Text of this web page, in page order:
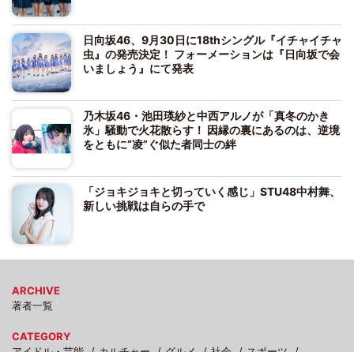
日向坂46、9月30日に18thシングル『イチャイチャ
虫』の発売決定！ フォーメーションは『日向坂で会
いましょう』にて発表
乃木坂46・池田瑛紗と中西アルノが「真冬のかき
氷」騒動で火花散らす！ 因縁の裏にあるのは、逆境
をともに“凌”ぐ似た者同士の絆
「ジョキジョキと切っていく感じ」STU48中村舞、
新しい挑戦は自らの手で
ARCHIVE
著者一覧
CATEGORY